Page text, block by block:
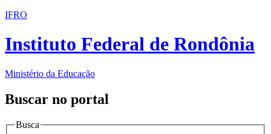
IFRO
Instituto Federal de Rondônia
Ministério da Educação
Buscar no portal
Busca